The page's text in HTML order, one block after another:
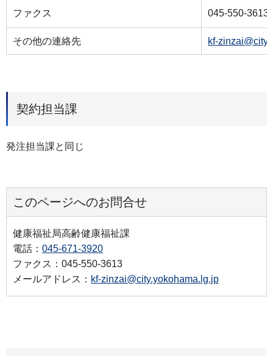
ファクス 045-550-3613
その他の連絡先 kf-
契約担当課
発注担当課と同じ
このページへのお問合せ
健康福祉局高齢健康福祉課
電話： 045-671-3920
ファクス：045-550-3613
メールアドレス： kf-zinzai@city.yokohama.lg.jp